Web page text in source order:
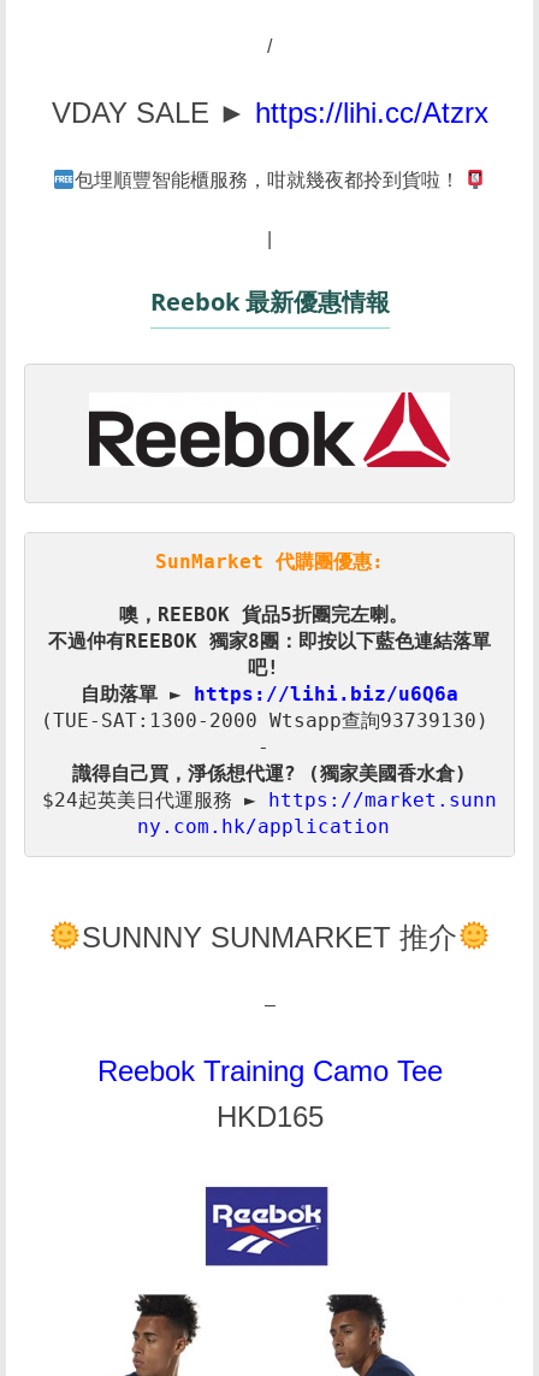
/
VDAY SALE ► https://lihi.cc/Atzrx
包埋順豐智能櫃服務，咁就幾夜都拎到貨啦！
Reebok 最新優惠情報
SunMarket 代購團優惠:
噢，REEBOK 貨品5折
不過仲有REEBOK 獨家8團：即按以下藍色連結落單
自助落單 ►
(TUE-SAT:1300-2000 Wtsapp查詢93739130)
$24起英美日代運服務 ► https://market.sunn
ny.com.hk/application
SUNNNY SUNMARKET 推介
–
Reebok Training Camo Tee
HKD165